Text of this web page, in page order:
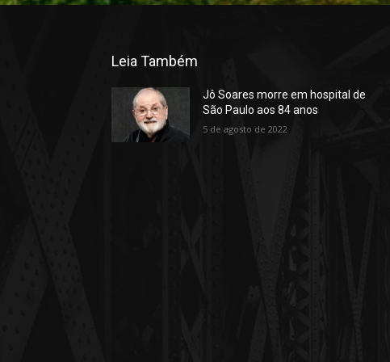
Leia Também
Jô Soares morre em hospital de
São Paulo aos 84 anos
5 de agosto de 2022